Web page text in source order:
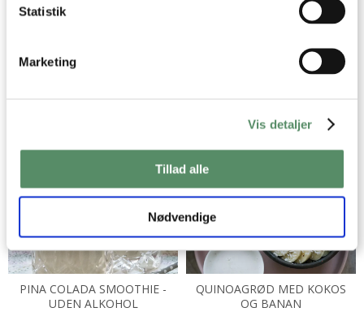
Statistik
Marketing
Vis detaljer
Tillad alle
Nødvendige
ACAI BOWL
PINA COLADA SMOOTHIE -
UDEN ALKOHOL
QUINOAGRØD MED KOKOS
OG BANAN